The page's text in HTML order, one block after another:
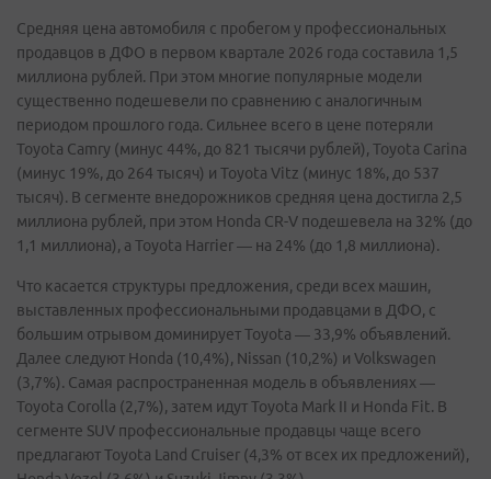
Средняя цена автомобиля с пробегом у профессиональных
продавцов в ДФО в первом квартале 2026 года составила 1,5
миллиона рублей. При этом многие популярные модели
существенно подешевели по сравнению с аналогичным
периодом прошлого года. Сильнее всего в цене потеряли
Toyota Camry (минус 44%, до 821 тысячи рублей), Toyota Carina
(минус 19%, до 264 тысяч) и Toyota Vitz (минус 18%, до 537
тысяч). В сегменте внедорожников средняя цена достигла 2,5
миллиона рублей, при этом Honda CR-V подешевела на 32% (до
1,1 миллиона), а Toyota Harrier — на 24% (до 1,8 миллиона).
Что касается структуры предложения, среди всех машин,
выставленных профессиональными продавцами в ДФО, с
большим отрывом доминирует Toyota — 33,9% объявлений.
Далее следуют Honda (10,4%), Nissan (10,2%) и Volkswagen
(3,7%). Самая распространенная модель в объявлениях —
Toyota Corolla (2,7%), затем идут Toyota Mark II и Honda Fit. В
сегменте SUV профессиональные продавцы чаще всего
предлагают Toyota Land Cruiser (4,3% от всех их предложений),